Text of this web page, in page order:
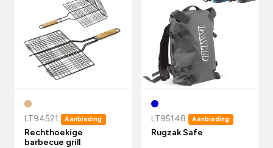
LT94521 Aanbieding
Rechthoekige
barbecue grill
LT95148 Aanbieding
Rugzak Safe